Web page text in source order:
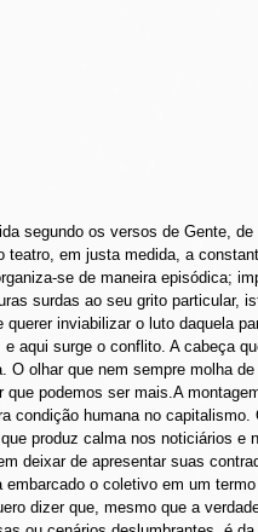
segundo os versos de Gente,
teatro, em justa medida, a
se de maneira episódica;
surdas ao seu grito particular,
querer inviabilizar o luto daquela
aqui surge o conflito. A cabeça
O olhar que nem sempre molha
que podemos ser mais.A
condição humana no
produz calma nos noticiários
deixar de apresentar suas
o coletivo em um
dizer que, mesmo que a